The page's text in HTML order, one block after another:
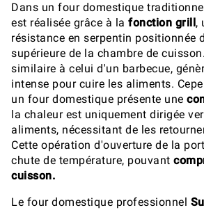
Dans un four domestique
est réalisée grâce à la fonction grill,
résistance en serpentin positionnée
supérieure de la chambre de
similaire à celui d'un barbecue,
intense pour cuire les aliments.
un four domestique présente une
la chaleur est uniquement dirigée
aliments, nécessitant de les
Cette opération d'ouverture de la
chute de température, pouvant
cuisson.
Le four domestique professionnel